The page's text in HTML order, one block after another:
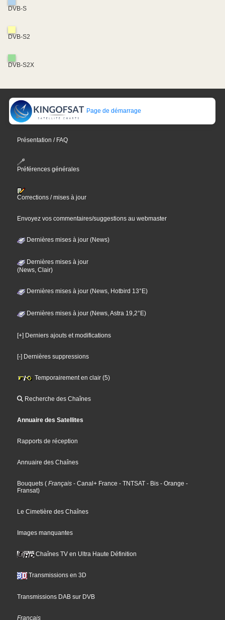
DVB-S
DVB-S2
DVB-S2X
Page de démarrage
Présentation / FAQ
Préférences générales
Corrections / mises à jour
Envoyez vos commentaires/suggestions au webmaster
Dernières mises à jour (News)
Dernières mises à jour
(News, Clair)
Dernières mises à jour (News, Hotbird 13°E)
Dernières mises à jour (News, Astra 19,2°E)
[+] Derniers ajouts et modifications
[-] Dernières suppressions
Temporairement en clair (5)
Recherche des Chaînes
Annuaire des Satellites
Rapports de réception
Annuaire des Chaînes
Bouquets ( Français - Canal+ France - TNTSAT - Bis - Orange -
Fransat)
Le Cimetière des Chaînes
Images manquantes
Chaînes TV en Ultra Haute Définition
Transmissions en 3D
Transmissions DAB sur DVB
Français